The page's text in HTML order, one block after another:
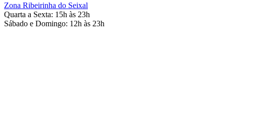
do
Seixal
Zona Ribeirinha do Seixal
Quarta a Sexta: 15h às 23h
Sábado e Domingo: 12h às 23h